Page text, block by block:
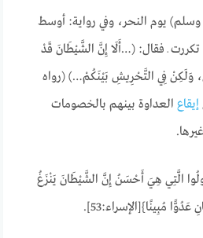
يوم النحر، وفي رواية: أوسط
تكررت ـ فقال: (…أَلَا إِنَّ الشَّيْطَانَ قَدْ
وَلَكِنْ فِي التَّحْرِيشِ بَيْنَكُمْ…) (رواه
إيقاع العداوة بينهم بالخصومات
الَّتِي هِيَ أَحْسَنُ إِنَّ الشَّيْطَانَ يَنْزَغُ
مُبِينًا}[الإسراء:53].